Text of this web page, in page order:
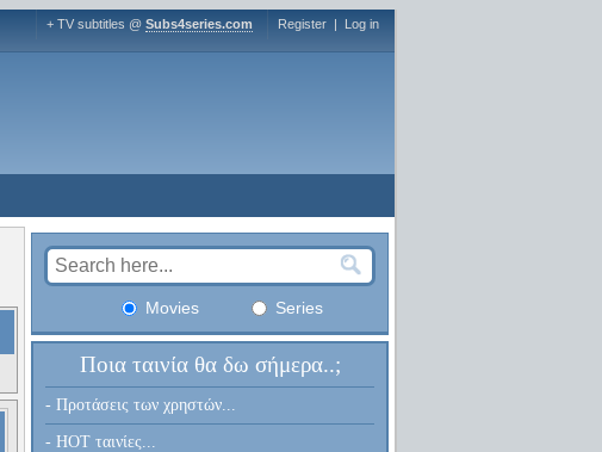
+ TV subtitles @ Subs4series.com Register | Log in
Movies Series
Ποια ταινία θα δω σήμερα..;
- Προτάσεις των χρηστών...
- HOT ταινίες...